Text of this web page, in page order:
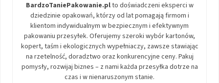
BardzoTaniePakowanie.plto doświadczeni eksperci w
dziedzinie opakowań, którzy od lat pomagają firmom i
klientom indywidualnym w bezpiecznym i efektywnym
pakowaniu przesyłek. Oferujemy szeroki wybór kartonów,
kopert, taśm i ekologicznych wypełniaczy, zawsze stawiając
na rzetelność, doradztwo oraz konkurencyjne ceny. Pakuj
pomysły, rozwijaj biznes – z nami każda przesyłka dotrze na
czas i w nienaruszonym stanie.